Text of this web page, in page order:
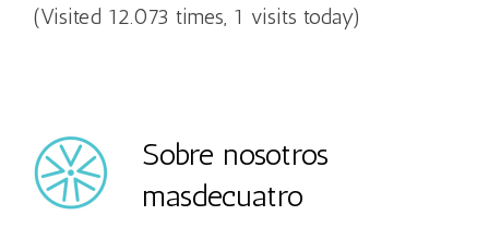
(Visited 12.073 times, 1 visits today)
Sobre nosotros
masdecuatro